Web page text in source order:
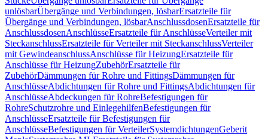
unlösbarÜbergänge und Verbindungen, lösbarErsatzteile für
Übergänge und Verbindungen, lösbarAnschlussdosenErsatzteile für
AnschlussdosenAnschlüsseErsatzteile für AnschlüsseVerteiler mit
SteckanschlussErsatzteile für Verteiler mit SteckanschlussVerteiler
mit GewindeanschlussAnschlüsse für HeizungErsatzteile für
Anschlüsse für HeizungZubehörErsatzteile für
ZubehörDämmungen für Rohre und FittingsDämmungen für
AnschlüsseAbdichtungen für Rohre und FittingsAbdichtungen für
AnschlüsseAbdeckungen für RohreBefestigungen für
RohreSchutzrohre und EinlegehilfenBefestigungen für
AnschlüsseErsatzteile für Befestigungen für
AnschlüsseBefestigungen für VerteilerSystemdichtungenGeberit